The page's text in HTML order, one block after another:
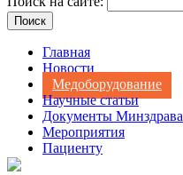
Главная
Новости
Медоборудование
Научные статьи
Документы Минздрава
Мероприятия
Пациенту